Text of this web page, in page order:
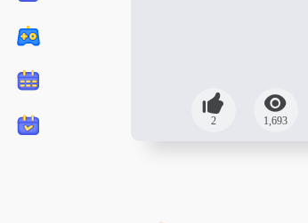
2 1,693